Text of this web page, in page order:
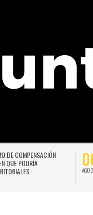
DE COMPENSACIÓN
QUE PODRÍA
AGO